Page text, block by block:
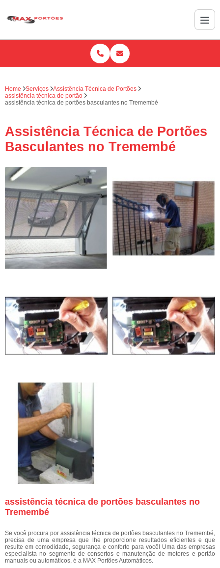
Home Serviços
Assistência Técnica de Portões
assistência técnica de portão
assistência técnica de portões basculantes no Tremembé
Assistência Técnica de Portões
Basculantes no Tremembé
assistência técnica de portões basculantes no
Tremembé
Se você procura por assistência técnica de portões basculantes no Tremembé,
precisa de uma empresa que lhe proporcione resultados eficientes e que
resulte em comodidade, segurança e conforto para você! Uma das empresas
especialista no segmento de consertos e manutenção de motores e portão
manuais ou automáticos, é a MAX Portões Automáticos.